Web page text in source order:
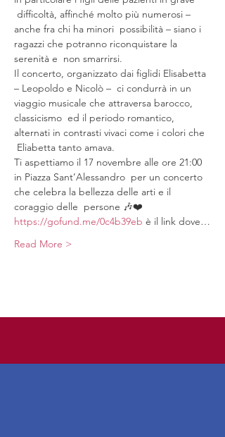
difficoltà, affinché molto più numerosi –
anche fra chi ha minori  possibilità – siano i
ragazzi che potranno riconquistare la
serenità e  non smarrirsi.
Il concerto, organizzato dai figlidi Elisabetta
– Leopoldo e Nicolò –  ci condurrà in un
viaggio musicale che attraversa barocco,
classicismo  ed il periodo romantico,
alternati in contrasti vivaci come i colori che
Eliabetta tanto amava.
Ti aspettiamo il 17 novembre alle ore 21:00
in Piazza Sant’Alessandro  per un concerto
che celebra la bellezza delle arti e il
coraggio delle  persone 🎶❤️
https://gofund.me/0c4b39eb è il link dove…
Read More >